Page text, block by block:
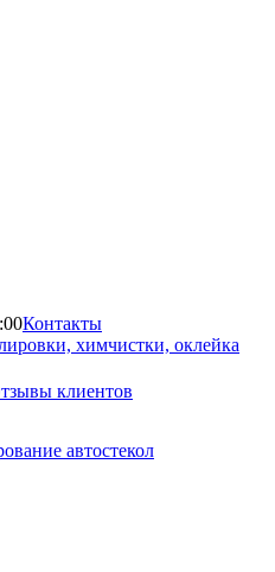
Контакты
химчистки, оклейка
клиентов
автостекол